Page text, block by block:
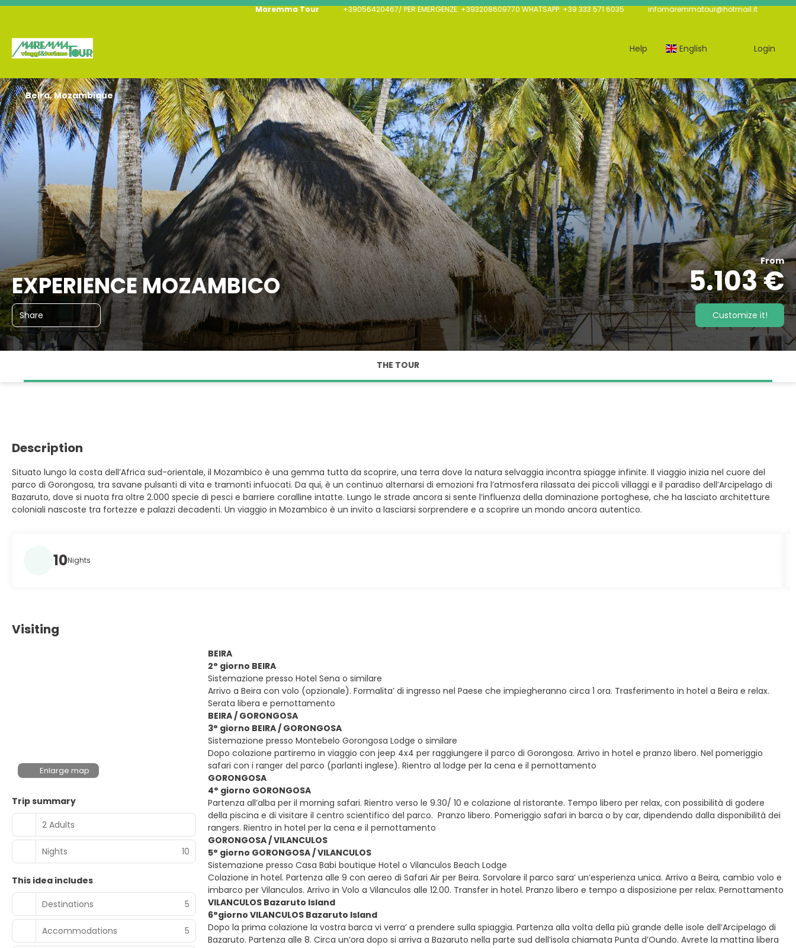
Maremma Tour +39056420467/ PER EMERGENZE: +393208609770 WHATSAPP: +39 333 571 6035 infomaremmatour@hotmail.it
Help English Login
EXPERIENCE MOZAMBICO
From
5.103 €
Share Customize it!
Beira, Mozambique
THE TOUR
Description
Situato lungo la costa dell’Africa sud-orientale, il Mozambico è una gemma tutta da scoprire, una terra dove la natura selvaggia incontra spiagge infinite. Il viaggio inizia nel cuore del
parco di Gorongosa, tra savane pulsanti di vita e tramonti infuocati. Da qui, è un continuo alternarsi di emozioni fra l’atmosfera rilassata dei piccoli villaggi e il paradiso dell’Arcipelago di
Bazaruto, dove si nuota fra oltre 2.000 specie di pesci e barriere coralline intatte. Lungo le strade ancora si sente l’influenza della dominazione portoghese, che ha lasciato architetture
coloniali nascoste tra fortezze e palazzi decadenti. Un viaggio in Mozambico è un invito a lasciarsi sorprendere e a scoprire un mondo ancora autentico.
10Nights
Visiting
Enlarge map
Trip summary
2 Adults
Nights 10
This idea includes
Destinations
5
Accommodations 5
BEIRA
2° giorno BEIRA
Sistemazione presso Hotel Sena o similare
Arrivo a Beira con volo (opzionale). Formalita’ di ingresso nel Paese che impiegheranno circa 1 ora. Trasferimento in hotel a Beira e relax.
Serata libera e pernottamento
BEIRA / GORONGOSA
3° giorno BEIRA / GORONGOSA
Sistemazione presso Montebelo Gorongosa Lodge o similare
Dopo colazione partiremo in viaggio con jeep 4x4 per raggiungere il parco di Gorongosa. Arrivo in hotel e pranzo libero. Nel pomeriggio
safari con i ranger del parco (parlanti inglese). Rientro al lodge per la cena e il pernottamento
GORONGOSA
4° giorno GORONGOSA
Partenza all’alba per il morning safari. Rientro verso le 9.30/ 10 e colazione al ristorante. Tempo libero per relax, con possibilità di godere
della piscina e di visitare il centro scientifico del parco. Pranzo libero. Pomeriggio safari in barca o by car, dipendendo dalla disponibilità dei
rangers. Rientro in hotel per la cena e il pernottamento
GORONGOSA / VILANCULOS
5° giorno GORONGOSA / VILANCULOS
Sistemazione presso Casa Babi boutique Hotel o Vilanculos Beach Lodge
Colazione in hotel. Partenza alle 9 con aereo di Safari Air per Beira. Sorvolare il parco sara’ un’esperienza unica. Arrivo a Beira, cambio volo e
imbarco per Vilanculos. Arrivo in Volo a Vilanculos alle 12.00. Transfer in hotel. Pranzo libero e tempo a disposizione per relax. Pernottamento
VILANCULOS Bazaruto Island
6°giorno VILANCULOS Bazaruto Island
Dopo la prima colazione la vostra barca vi verra’ a prendere sulla spiaggia. Partenza alla volta della più grande delle isole dell’Arcipelago di
Bazaruto. Partenza alle 8. Circa un’ora dopo si arriva a Bazaruto nella parte sud dell’isola chiamata Punta d’Oundo. Avrete la mattina libera